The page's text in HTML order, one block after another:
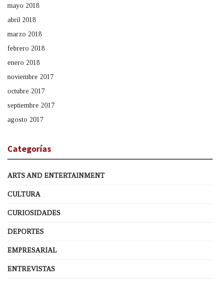
mayo 2018
abril 2018
marzo 2018
febrero 2018
enero 2018
noviembre 2017
octubre 2017
septiembre 2017
agosto 2017
Categorías
ARTS AND ENTERTAINMENT
CULTURA
CURIOSIDADES
DEPORTES
EMPRESARIAL
ENTREVISTAS